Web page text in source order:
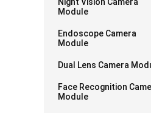
Module
Endoscope Camera
Module
Dual Lens Camera
Face Recognition
Module